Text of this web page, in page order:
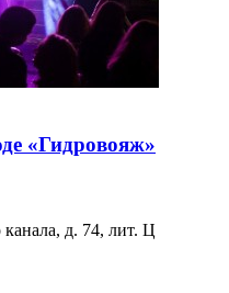
«Гидровояж»
д. 74, лит. Ц